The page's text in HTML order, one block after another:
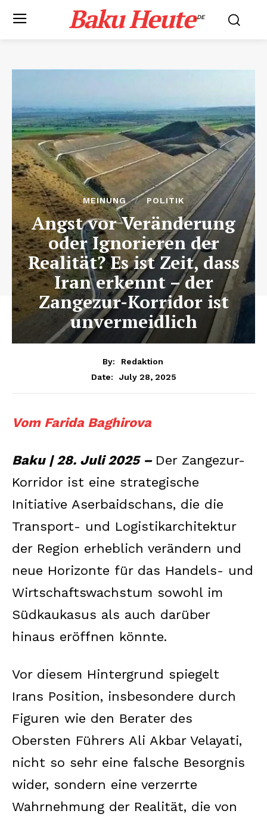
Baku Heute.DE
MEINUNG POLITIK
Angst vor Veränderung
oder Ignorieren der
Realität? Es ist Zeit, dass
Iran erkennt – der
Zangezur-Korridor ist
unvermeidlich
By:
Redaktion
Date:
July 28, 2025
Vom Farida Baghirova
Baku | 28. Juli 2025 – Der Zangezur-
Korridor ist eine strategische
Initiative Aserbaidschans, die die
Transport- und Logistikarchitektur
der Region erheblich verändern und
neue Horizonte für das Handels- und
Wirtschaftswachstum sowohl im
Südkaukasus als auch darüber
hinaus eröffnen könnte.
Vor diesem Hintergrund spiegelt
Irans Position, insbesondere durch
Figuren wie den Berater des
Obersten Führers Ali Akbar Velayati,
nicht so sehr eine falsche Besorgnis
wider, sondern eine verzerrte
Wahrnehmung der Realität, die von